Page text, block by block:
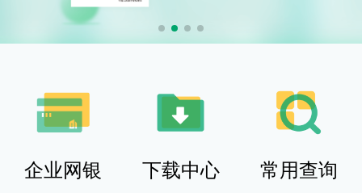
企业网银 下载中心 常用查询